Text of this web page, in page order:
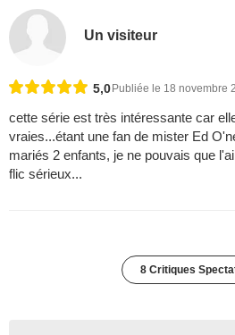
Un visiteur
5,0 Publiée le 18 novembre
cette série est très intéressante car
vraies...étant une fan de mister Ed
mariés 2 enfants, je ne pouvais que
flic sérieux...
8 Critiques